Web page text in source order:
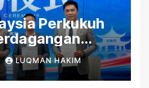
Perkukuh
Tembusi
LUQMAN HAKIM